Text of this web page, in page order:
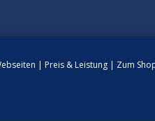
| Preis & Leistung | Zum